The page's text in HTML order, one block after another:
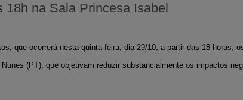
18h na Sala Princesa Isabel
que ocorrerá nesta quinta-feira, dia 29/10, a partir das 18 horas,
(PT), que objetivam reduzir substancialmente os impactos